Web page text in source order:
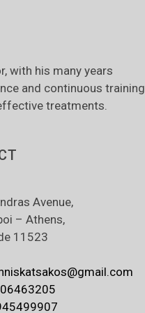
with his many years
and continuous training
treatments.
Avenue,
– Athens,
11523